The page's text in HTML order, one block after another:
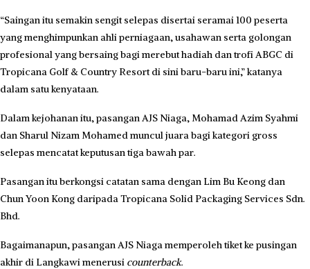
“Saingan itu semakin sengit selepas disertai seramai 100 peserta
yang menghimpunkan ahli perniagaan, usahawan serta golongan
profesional yang bersaing bagi merebut hadiah dan trofi ABGC di
Tropicana Golf & Country Resort di sini baru-baru ini,” katanya
dalam satu kenyataan.
Dalam kejohanan itu, pasangan AJS Niaga, Mohamad Azim Syahmi
dan Sharul Nizam Mohamed muncul juara bagi kategori gross
selepas mencatat keputusan tiga bawah par.
Pasangan itu berkongsi catatan sama dengan Lim Bu Keong dan
Chun Yoon Kong daripada Tropicana Solid Packaging Services Sdn.
Bhd.
Bagaimanapun, pasangan AJS Niaga memperoleh tiket ke pusingan
akhir di Langkawi menerusi counterback.